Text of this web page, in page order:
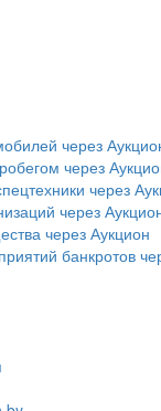
через
через
через
через
через Аукцион
банкротов